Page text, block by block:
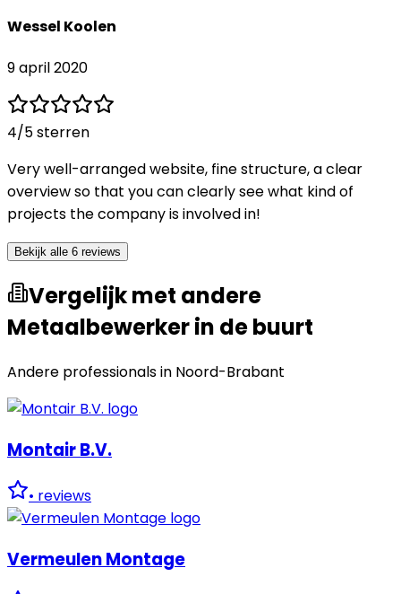
Wessel Koolen
9 april 2020
4/5 sterren
Very well-arranged website, fine structure, a clear
overview so that you can clearly see what kind of
projects the company is involved in!
Bekijk alle 6 reviews
Vergelijk met andere
Metaalbewerker in de buurt
Andere professionals in Noord-Brabant
Montair B.V.
• reviews
Vermeulen Montage